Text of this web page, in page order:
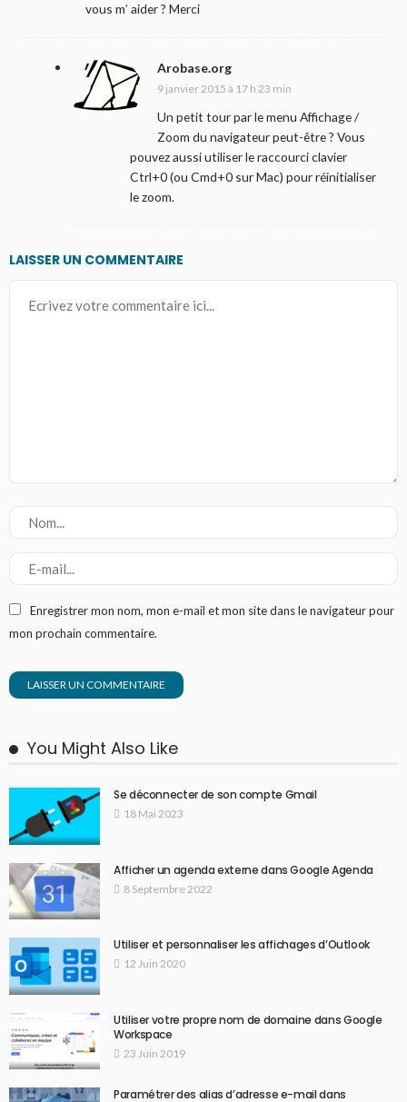
vous m’ aider ? Merci
Arobase.org
9 janvier 2015 à 17 h 23 min
Un petit tour par le menu Affichage /
Zoom du navigateur peut-être ? Vous
pouvez aussi utiliser le raccourci clavier
Ctrl+0 (ou Cmd+0 sur Mac) pour réinitialiser
le zoom.
LAISSER UN COMMENTAIRE
Enregistrer mon nom, mon e-mail et mon site dans le navigateur pour
mon prochain commentaire.
You Might Also Like
Se déconnecter de son compte Gmail
18 Mai 2023
Afficher un agenda externe dans Google Agenda
8 Septembre 2022
Utiliser et personnaliser les affichages d’Outlook
12 Juin 2020
Utiliser votre propre nom de domaine dans Google
Workspace
23 Juin 2019
Paramétrer des alias d’adresse e-mail dans